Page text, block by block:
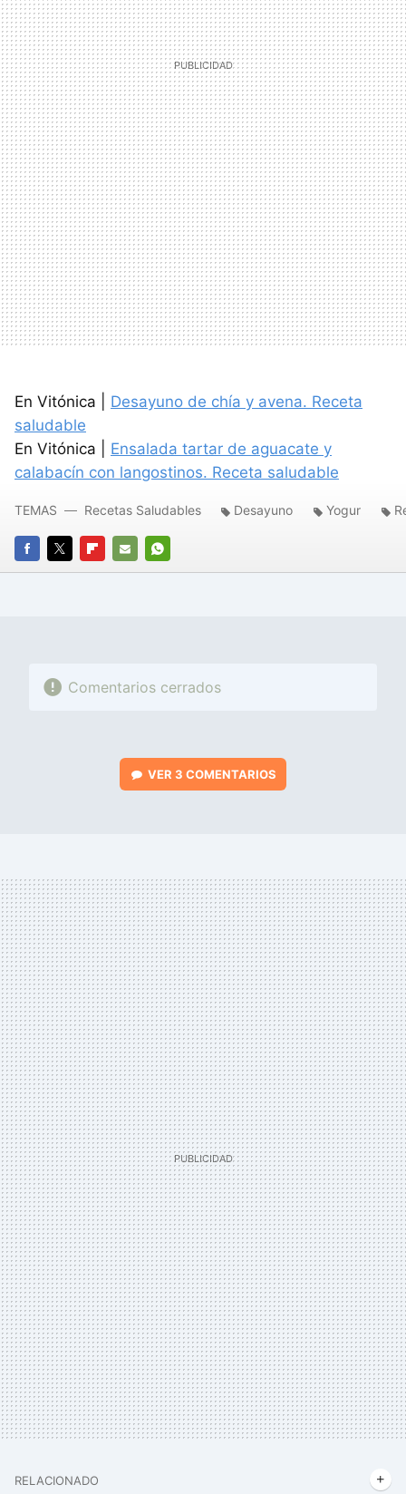
En Vitónica | Desayuno de chía y avena. Receta
saludable
En Vitónica | Ensalada tartar de aguacate y
calabacín con langostinos. Receta saludable
FACEBOOK
TWITTERFLIPBOARD
E-
WHATSAPP
TEMAS Recetas Saludables Desayuno Yogur
Comentarios cerrados
VER 3 COMENTARIOS
RELACIONADO